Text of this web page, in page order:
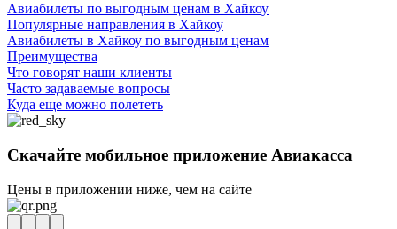
Авиабилеты по выгодным ценам в Хайкоу
Популярные направления в Хайкоу
Авиабилеты в Хайкоу по выгодным ценам
Преимущества
Что говорят наши клиенты
Часто задаваемые вопросы
Куда еще можно полететь
Скачайте мобильное приложение Авиакасса
Цены в приложении ниже, чем на сайте